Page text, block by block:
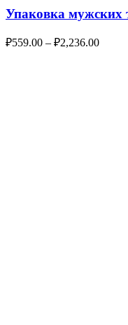
Упаковка мужских
₽559.00 – ₽2,236.00